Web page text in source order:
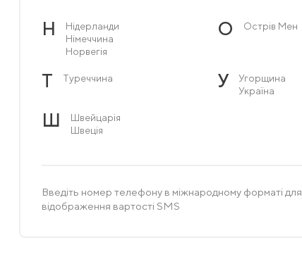
Н
Нідерланди
Німеччина
Норвегія
О Острів Мен
Т Туреччина У
Угорщина
Україна
Ш
Швейцарія
Швеція
Введіть номер телефону в міжнародному форматі для
відображення вартості SMS